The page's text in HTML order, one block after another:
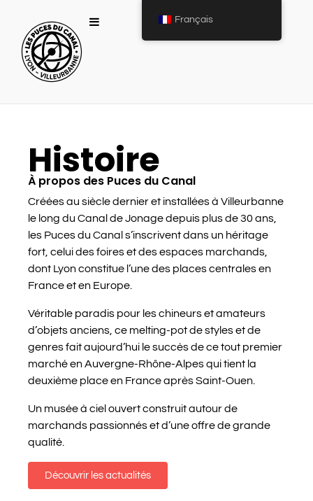
Histoire
À propos des Puces du Canal
Créées au siècle dernier et installées à Villeurbanne
le long du Canal de Jonage depuis plus de 30 ans,
les Puces du Canal s’inscrivent dans un héritage
fort, celui des foires et des espaces marchands,
dont Lyon constitue l’une des places centrales en
France et en Europe.
Véritable paradis pour les chineurs et amateurs
d’objets anciens, ce melting-pot de styles et de
genres fait aujourd’hui le succès de ce tout premier
marché en Auvergne-Rhône-Alpes qui tient la
deuxième place en France après Saint-Ouen.
Un musée à ciel ouvert construit autour de
marchands passionnés et d’une offre de grande
qualité.
Découvrir les actualités
Français